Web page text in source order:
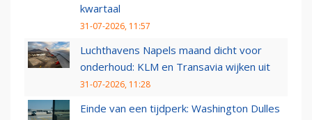
kwartaal
31-07-2026, 11:57
Luchthavens Napels maand dicht voor
onderhoud: KLM en Transavia wijken uit
31-07-2026, 11:28
Einde van een tijdperk: Washington Dulles